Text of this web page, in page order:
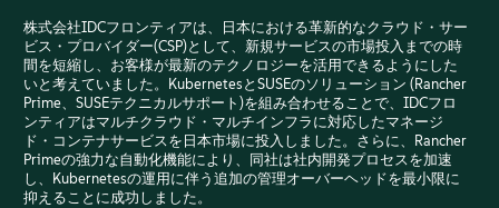
株式会社IDCフロンティアは、日本における革新的なクラウド・サー
ビス・プロバイダー(CSP)として、新規サービスの市場投入までの時
間を短縮し、お客様が最新のテクノロジーを活用できるようにした
いと考えていました。KubernetesとSUSEのソリューション (Rancher
Prime、SUSEテクニカルサポート)を組み合わせることで、IDCフロ
ンティアはマルチクラウド・マルチインフラに対応したマネージ
ド・コンテナサービスを日本市場に投入しました。さらに、Rancher
Primeの強力な自動化機能により、同社は社内開発プロセスを加速
し、Kubernetesの運用に伴う追加の管理オーバーヘッドを最小限に
抑えることに成功しました。